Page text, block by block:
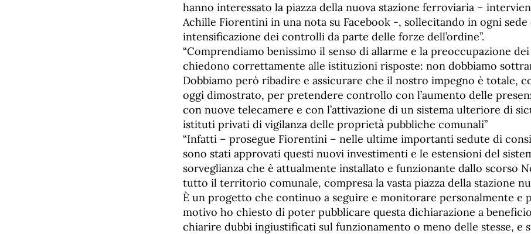
hanno interessato la piazza della nuova stazione ferroviaria –
Achille Fiorentini in una nota su Facebook -, sollecitando in ogni
intensificazione dei controlli da parte delle forze dell’ordine”.
“Comprendiamo benissimo il senso di allarme e la preoccupazione
chiedono correttamente alle istituzioni risposte: non dobbiamo
Dobbiamo però ribadire e assicurare che il nostro impegno è totale,
oggi dimostrato, per pretendere controllo con l’aumento delle
con nuove telecamere e con l’attivazione di un sistema ulteriore di
istituti privati di vigilanza delle proprietà pubbliche comunali”
“Infatti – prosegue Fiorentini – nelle ultime importanti sedute di
sono stati approvati questi nuovi investimenti e le estensioni del
sorveglianza che è attualmente installato e funzionante dallo scorso
tutto il territorio comunale, compresa la vasta piazza della stazione
È un progetto che continuo a seguire e monitorare personalmente e
motivo ho chiesto di poter pubblicare questa dichiarazione a
chiarire dubbi ingiustificati sul funzionamento o meno delle stesse, e